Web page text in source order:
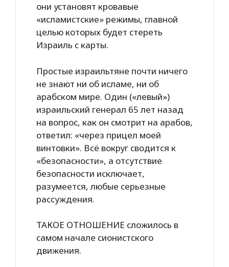
они установят кровавые
«исламистские» режимы, главной
целью которых будет стереть
Израиль с карты.
Простые израильтяне почти ничего
не знают ни об исламе, ни об
арабском мире. Один («левый»)
израильский генерал 65 лет назад
на вопрос, как он смотрит на арабов,
ответил: «через прицел моей
винтовки». Всё вокруг сводится к
«безопасности», а отсутствие
безопасности исключает,
разумеется, любые серьезные
рассуждения.
ТАКОЕ ОТНОШЕНИЕ сложилось в
самом начале сионистского
движения.